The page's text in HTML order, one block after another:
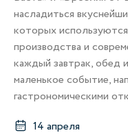
насладиться
которых
производства и
каждый завтрак, обед
маленькое событие,
гастрономическими
14 апреля